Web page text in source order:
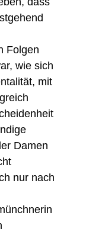
Folgen
wie sich
mit
Damen
nur nach